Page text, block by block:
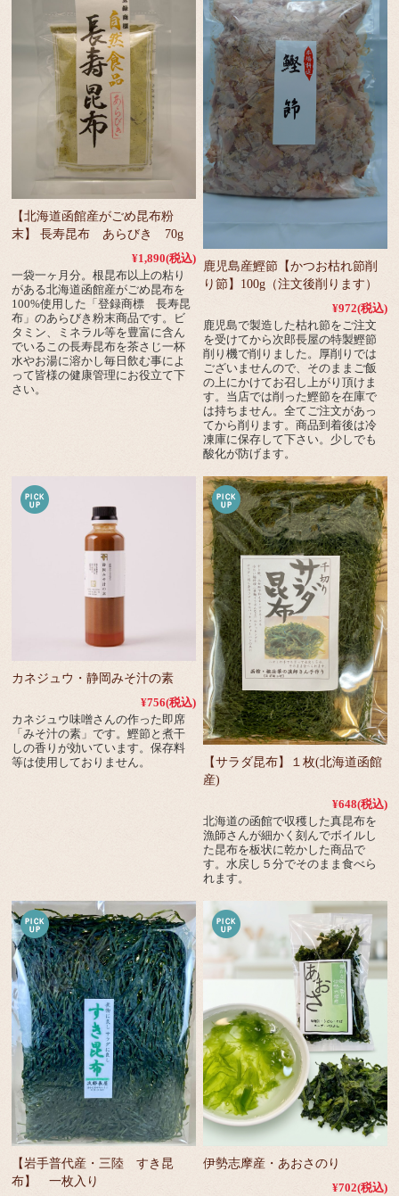
【北海道函館産がごめ昆布粉
末】 長寿昆布 あらびき 70g
¥1,890(税込)
一袋一ヶ月分。根昆布以上の粘り
がある北海道函館産がごめ昆布を
100%使用した「登録商標 長寿昆
布」のあらびき粉末商品です。ビ
タミン、ミネラル等を豊富に含ん
でいるこの長寿昆布を茶さじ一杯
水やお湯に溶かし毎日飲む事によ
って皆様の健康管理にお役立て下
さい。
鹿児島産鰹節【かつお枯れ節削
り節】100g（注文後削ります）
¥972(税込)
鹿児島で製造した枯れ節をご注文
を受けてから次郎長屋の特製鰹節
削り機で削りました。厚削りでは
ございませんので、そのままご飯
の上にかけてお召し上がり頂けま
す。当店では削った鰹節を在庫で
は持ちません。全てご注文があっ
てから削ります。商品到着後は冷
凍庫に保存して下さい。少しでも
酸化が防げます。
カネジュウ・静岡みそ汁の素
¥756(税込)
カネジュウ味噌さんの作った即席
「みそ汁の素」です。鰹節と煮干
しの香りが効いています。保存料
等は使用しておりません。
【サラダ昆布】１枚(北海道函館
産)
¥648(税込)
北海道の函館で収穫した真昆布を
漁師さんが細かく刻んでボイルし
た昆布を板状に乾かした商品で
す。水戻し５分でそのまま食べら
れます。
【岩手普代産・三陸 すき昆
布】 一枚入り
伊勢志摩産・あおさのり
¥702(税込)